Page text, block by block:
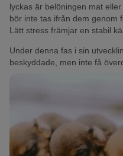
lyckas är belöningen mat
bör inte tas ifrån dem genom
Lätt stress främjar en stabil
Under denna fas i sin
beskyddade, men inte få